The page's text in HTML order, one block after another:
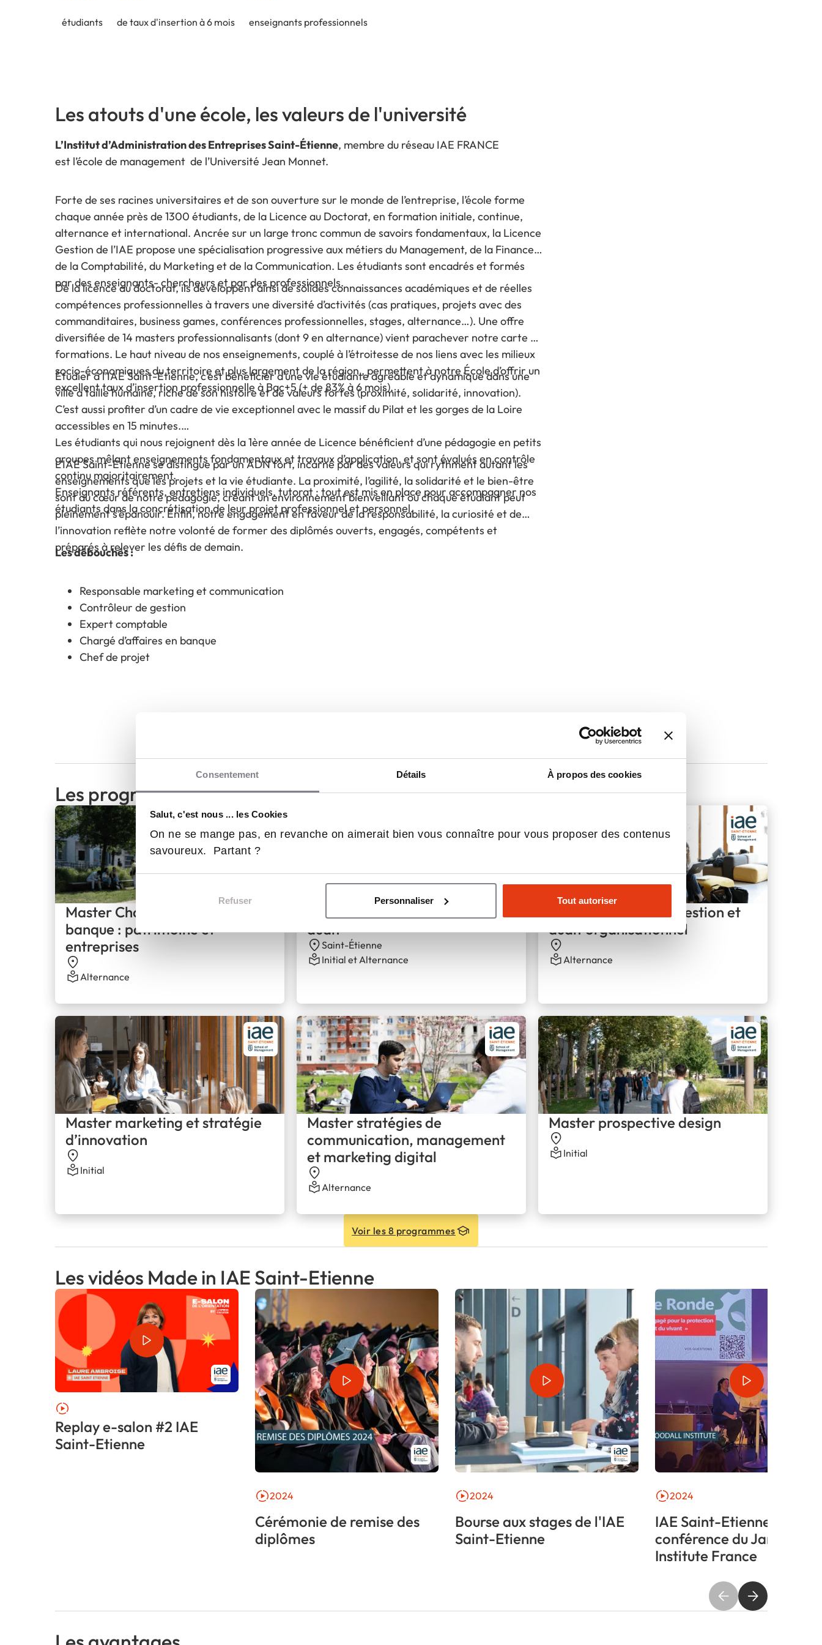
Consentement Détails À propos des cookies
Salut, c'est nous ... les Cookies
On ne se mange pas, en revanche on aimerait bien vous connaître pour vous proposer des contenus
savoureux. Partant ?
Refuser Personnaliser Tout autoriser
étudiants de taux d'insertion à 6 mois enseignants professionnels
Les atouts d'une école, les valeurs de l'université
L’Institut d’Administration des Entreprises Saint-Étienne, membre du réseau IAE FRANCE
est l’école de management de l’Université Jean Monnet.
Forte de ses racines universitaires et de son ouverture sur le monde de l’entreprise, l’école forme
chaque année près de 1300 étudiants, de la Licence au Doctorat, en formation initiale, continue,
alternance et international. Ancrée sur un large tronc commun de savoirs fondamentaux, la Licence
Gestion de l’IAE propose une spécialisation progressive aux métiers du Management, de la Finance,
de la Comptabilité, du Marketing et de la Communication. Les étudiants sont encadrés et formés
par des enseignants- chercheurs et par des professionnels.
De la licence au doctorat, ils développent ainsi de solides connaissances académiques et de réelles
compétences professionnelles à travers une diversité d’activités (cas pratiques, projets avec des
commanditaires, business games, conférences professionnelles, stages, alternance…). Une offre
diversifiée de 14 masters professionnalisants (dont 9 en alternance) vient parachever notre carte de
formations. Le haut niveau de nos enseignements, couplé à l’étroitesse de nos liens avec les milieux
socio-économiques du territoire et plus largement de la région , permettent à notre École d’offrir un
excellent taux d’insertion professionnelle à Bac+5 (+ de 83% à 6 mois).
Étudier à l’IAE Saint-Etienne, c’est bénéficier d’une vie étudiante agréable et dynamique dans une
ville à taille humaine, riche de son histoire et de valeurs fortes (proximité, solidarité, innovation).
C’est aussi profiter d’un cadre de vie exceptionnel avec le massif du Pilat et les gorges de la Loire
accessibles en 15 minutes.
Les étudiants qui nous rejoignent dès la 1ère année de Licence bénéficient d’une pédagogie en petits
groupes mêlant enseignements fondamentaux et travaux d’application, et sont évalués en contrôle
continu majoritairement.
Enseignants référents, entretiens individuels, tutorat : tout est mis en place pour accompagner nos
étudiants dans la concrétisation de leur projet professionnel et personnel.
L’IAE Saint-Étienne se distingue par un ADN fort, incarné par des valeurs qui rythment autant les
enseignements que les projets et la vie étudiante. La proximité, l’agilité, la solidarité et le bien-être
sont au cœur de notre pédagogie, créant un environnement bienveillant où chaque étudiant peut
pleinement s’épanouir. Enfin, notre engagement en faveur de la responsabilité, la curiosité et de
l’innovation reflète notre volonté de former des diplômés ouverts, engagés, compétents et
préparés à relever les défis de demain.
Les débouchés :
Responsable marketing et communication
Contrôleur de gestion
Expert comptable
Chargé d’affaires en banque
Chef de projet
Les programmes
Master Chargé d’affaires en
banque : patrimoine et
entreprises
Alternance
audit
Saint-Étienne
Initial et Alternance
Master contrôle de gestion et
audit organisationnel
Alternance
Master marketing et stratégie
d’innovation
Initial
Master stratégies de
communication, management
et marketing digital
Alternance
Master prospective design
Initial
Voir les 8 programmes
Les vidéos Made in IAE Saint-Etienne
Replay e-salon #2 IAE
Saint-Etienne
Cérémonie de remise des
diplômes
2024
Bourse aux stages de l'IAE
Saint-Etienne
2024
IAE Saint-Etienne :
conférence du Jane
Institute France
2024